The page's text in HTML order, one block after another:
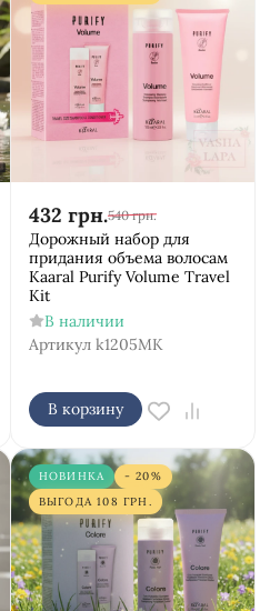
432 грн.540 грн.
Дорожный набор для
придания объема волосам
Kaaral Purify Volume Travel
Kit
В наличии
Артикул k1205MK
В корзину
НОВИНКА
- 20%
ВЫГОДА108 ГРН.